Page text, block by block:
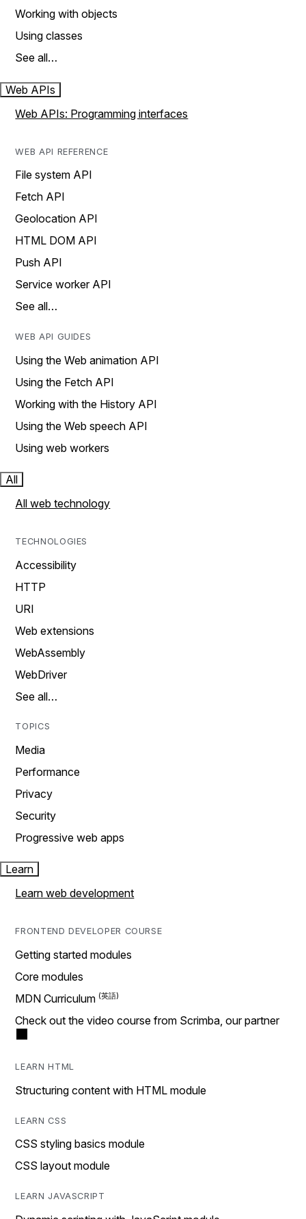
Working with objects
Using classes
See all…
Web APIs
Web APIs: Programming interfaces
WEB API REFERENCE
File system API
Fetch API
Geolocation API
HTML DOM API
Push API
Service worker API
See all…
WEB API GUIDES
Using the Web animation API
Using the Fetch API
Working with the History API
Using the Web speech API
Using web workers
All
All web technology
TECHNOLOGIES
Accessibility
HTTP
URI
Web extensions
WebAssembly
WebDriver
See all…
TOPICS
Media
Performance
Privacy
Security
Progressive web apps
Learn
Learn web development
FRONTEND DEVELOPER COURSE
Getting started modules
Core modules
MDN Curriculum
Check out the video course from Scrimba, our partner
LEARN HTML
Structuring content with HTML module
LEARN CSS
CSS styling basics module
CSS layout module
LEARN JAVASCRIPT